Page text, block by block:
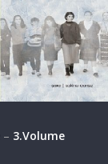
– 3.Volume